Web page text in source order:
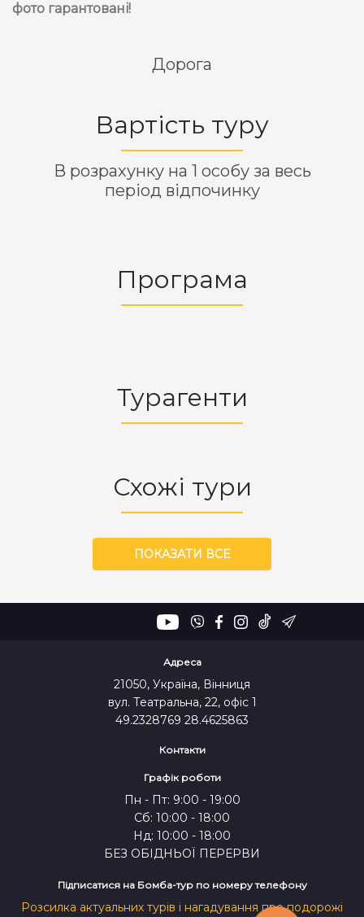
фото гарантовані!
Дорога
Вартість туру
В розрахунку на 1 особу за весь
період відпочинку
Програма
Турагенти
Схожі тури
ПОКАЗАТИ ВСЕ
Адреса
21050, Україна, Вінниця
вул. Театральна, 22, офіс 1
49.2328769 28.4625863
Контакти
Графік роботи
Пн - Пт: 9:00 - 19:00
Сб: 10:00 - 18:00
Нд: 10:00 - 18:00
БЕЗ ОБІДНЬОЇ ПЕРЕРВИ
Підписатися на Бомба-тур по номеру телефону
Розсилка актуальних турів і нагадування про подорожі